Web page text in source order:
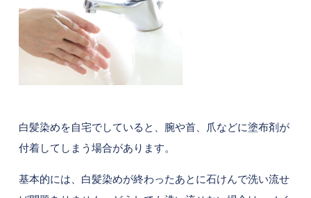
白髪染めを自宅でしていると、腕や首、爪などに塗布剤が
付着してしまう場合があります。
基本的には、白髪染めが終わったあとに石けんで洗い流せ